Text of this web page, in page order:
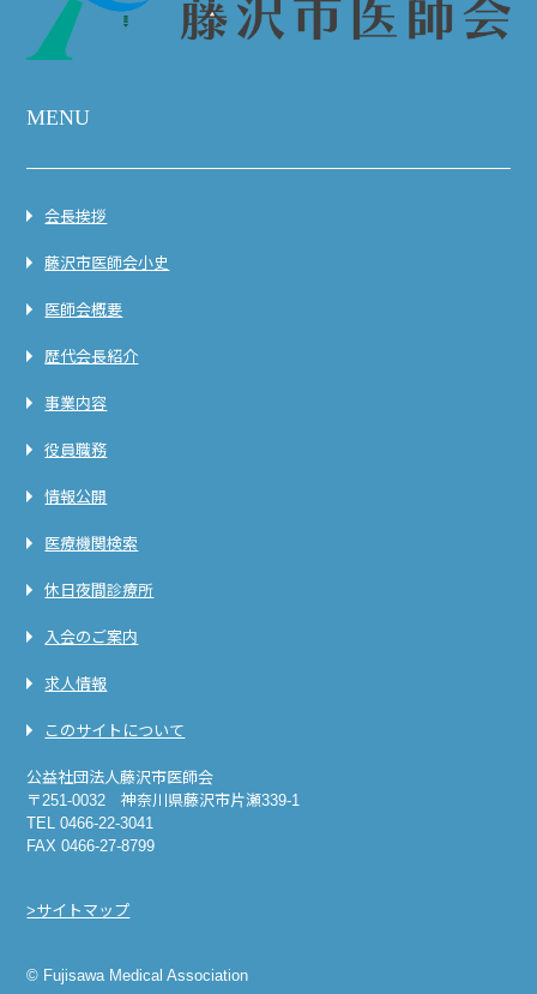
MENU
会長挨拶
藤沢市医師会小史
医師会概要
歴代会長紹介
事業内容
役員職務
情報公開
医療機関検索
休日夜間診療所
入会のご案内
求人情報
このサイトについて
公益社団法人藤沢市医師会
〒251-0032 神奈川県藤沢市片瀬339-1
TEL 0466-22-3041
FAX 0466-27-8799
>サイトマップ
© Fujisawa Medical Association